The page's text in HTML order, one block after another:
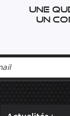
Une
Un